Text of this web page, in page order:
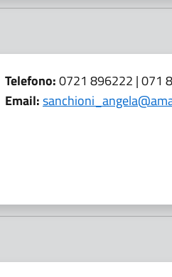
Telefono:0721 896222 | 071
Email: